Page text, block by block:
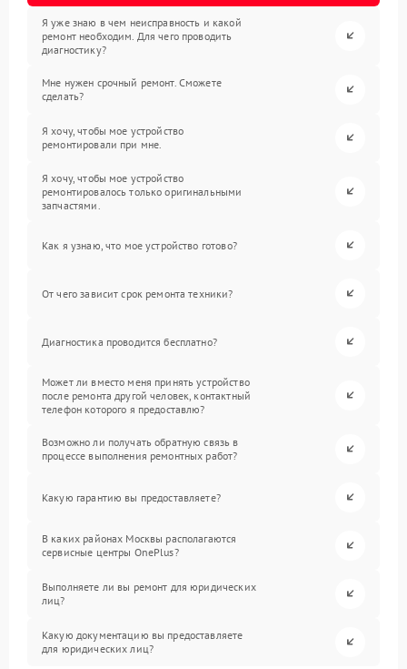
Я уже знаю в чем неисправность и какой
ремонт необходим. Для чего проводить
диагностику?
Мне нужен срочный ремонт. Сможете
сделать?
Я хочу, чтобы мое устройство
ремонтировали при мне.
Я хочу, чтобы мое устройство
ремонтировалось только оригинальными
запчастями.
Как я узнаю, что мое устройство готово?
От чего зависит срок ремонта техники?
Диагностика проводится бесплатно?
Может ли вместо меня принять устройство
после ремонта другой человек, контактный
телефон которого я предоставлю?
Возможно ли получать обратную связь в
процессе выполнения ремонтных работ?
Какую гарантию вы предоставляете?
В каких районах Москвы располагаются
сервисные центры OnePlus?
Выполняете ли вы ремонт для юридических
лиц?
Какую документацию вы предоставляете
для юридических лиц?